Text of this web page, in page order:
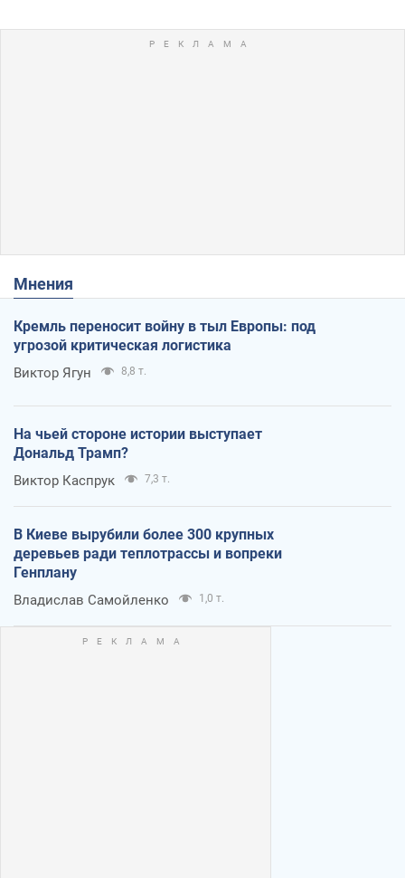
Мнения
Кремль переносит войну в тыл Европы: под
угрозой критическая логистика
Виктор Ягун 8,8 т.
На чьей стороне истории выступает
Дональд Трамп?
Виктор Каспрук 7,3 т.
В Киеве вырубили более 300 крупных
деревьев ради теплотрассы и вопреки
Генплану
Владислав Самойленко 1,0 т.